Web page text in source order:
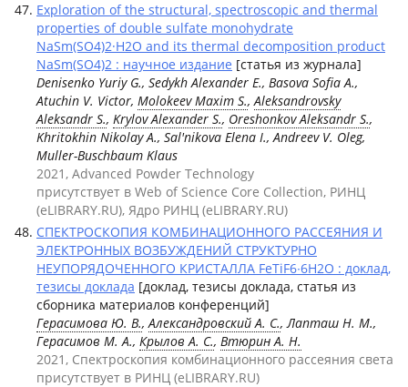
Exploration of the structural, spectroscopic and thermal
properties of double sulfate monohydrate
NaSm(SO4)2·H2O and its thermal decomposition product
NaSm(SO4)2 : научное издание [статья из журнала]
Denisenko Yuriy G., Sedykh Alexander E., Basova Sofia A.,
Atuchin V. Victor, Molokeev Maxim S.,Aleksandrovsky
Aleksandr S., Krylov Alexander S., Oreshonkov Aleksandr S.,
Khritokhin Nikolay A., Sal'nikova Elena I., Andreev V. Oleg,
Muller-Buschbaum Klaus
2021, Advanced Powder Technology
присутствует в Web of Science Core Collection, РИНЦ
(eLIBRARY.RU), Ядро РИНЦ (eLIBRARY.RU)
СПЕКТРОСКОПИЯ КОМБИНАЦИОННОГО РАССЕЯНИЯ И
ЭЛЕКТРОННЫХ ВОЗБУЖДЕНИЙ СТРУКТУРНО
НЕУПОРЯДОЧЕННОГО КРИСТАЛЛА FeTiF6∙6H2O : доклад,
тезисы доклада [доклад, тезисы доклада, статья из
сборника материалов конференций]
Герасимова Ю. В.,Александровский А. С., Лапташ Н. М.,
Герасимов М. А., Крылов А. С., Втюрин А. Н.
2021, Спектроскопия комбинационного рассеяния света
присутствует в РИНЦ (eLIBRARY.RU)